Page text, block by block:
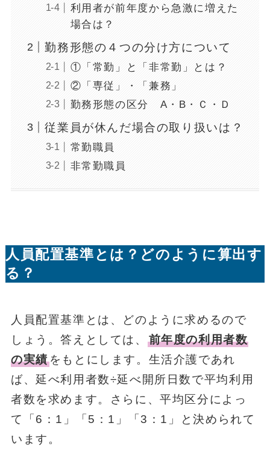
利用者が前年度から急激に増えた
場合は？
勤務形態の４つの分け方について
①「常勤」と「非常勤」とは？
②「専従」・「兼務」
勤務形態の区分 A・B・Ｃ・Ｄ
従業員が休んだ場合の取り扱いは？
常勤職員
非常勤職員
人員配置基準とは？どのように算出す
る？
人員配置基準とは、どのように求めるので
しょう。答えとしては、 前年度の利用者数
の実績をもとにします。生活介護であれ
ば、延べ利用者数÷延べ開所日数で平均利用
者数を求めます。さらに、平均区分によっ
て「6：1」「5：1」「3：1」と決められて
います。